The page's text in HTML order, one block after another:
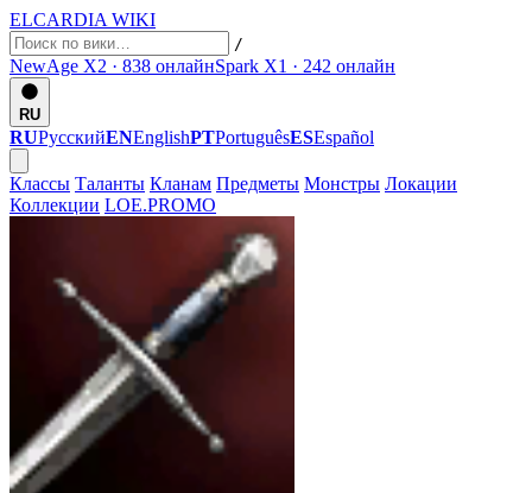
ELCARDIA WIKI
/
NewAge X2 · 838 онлайнSpark X1 · 242 онлайн
RU
RUРусскийENEnglishPTPortuguêsESEspañol
Классы Таланты Кланам Предметы Монстры Локации
Коллекции LOE.PROMO